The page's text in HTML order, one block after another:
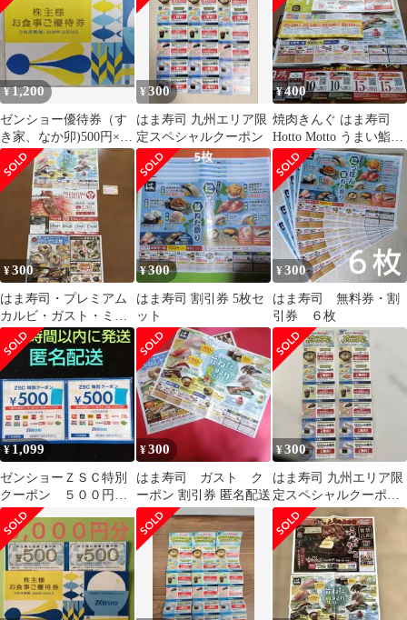
¥1,200
ゼンショー優待券（す
き家、なか卯)500円×2
枚 有効期限26年12月
31日
¥300
はま寿司 九州エリア限
定スペシャルクーポン
¥400
焼肉きんぐ はま寿司
Hotto Motto うまい鮨勘
割引クーポン券 セット
¥300
はま寿司・プレミアム
カルビ・ガスト・ミス
ドクーポン券
¥300
はま寿司 割引券 5枚セ
ット
¥300
はま寿司 無料券・割
引券 ６枚
¥1,099
ゼンショーＺＳＣ特別
クーポン ５００円✕
２枚 ゆうパケットポ
ストmini匿名配送
¥300
はま寿司 ガスト ク
ーポン 割引券 匿名配送
¥300
はま寿司 九州エリア限
定スペシャルクーポン
2セット